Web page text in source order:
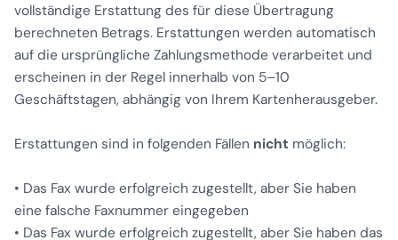
vollständige Erstattung des für diese Übertragung
berechneten Betrags. Erstattungen werden automatisch
auf die ursprüngliche Zahlungsmethode verarbeitet und
erscheinen in der Regel innerhalb von 5–10
Geschäftstagen, abhängig von Ihrem Kartenherausgeber.
Erstattungen sind in folgenden Fällen nicht möglich:
• Das Fax wurde erfolgreich zugestellt, aber Sie haben
eine falsche Faxnummer eingegeben
• Das Fax wurde erfolgreich zugestellt, aber Sie haben das